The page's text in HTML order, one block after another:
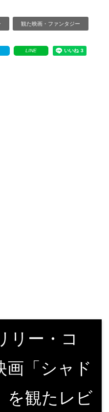
観た映画・ファンタジー
LINE
リー・コ
画「シャド
を観たレビ